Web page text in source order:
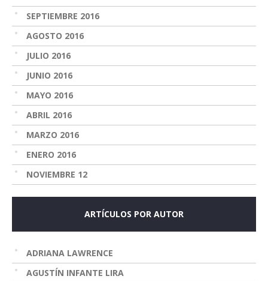
SEPTIEMBRE 2016
AGOSTO 2016
JULIO 2016
JUNIO 2016
MAYO 2016
ABRIL 2016
MARZO 2016
ENERO 2016
NOVIEMBRE 12
ARTÍCULOS POR AUTOR
ADRIANA LAWRENCE
AGUSTÍN INFANTE LIRA